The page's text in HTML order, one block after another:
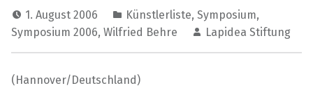
1. August 2006 Künstlerliste, Symposium,
Symposium 2006, Wilfried Behre Lapidea Stiftung
(Hannover/Deutschland)